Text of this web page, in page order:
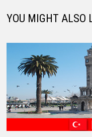
YOU MIGHT ALSO